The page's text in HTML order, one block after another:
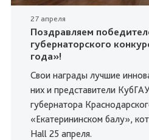
27 апреля
Поздравляем
губернаторского
года»!
Свои награды лучшие
них и представители
губернатора
«Екатерининском балу»,
Hall 25 апреля.